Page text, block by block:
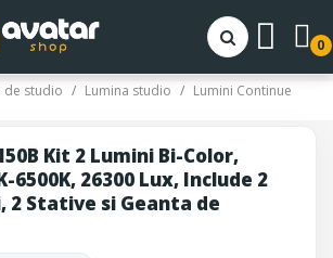
0
de studio Lumina studio
Lumini Continue
Kit 2 Lumini Bi-Color,
6500K, 26300 Lux, Include 2
2 Stative si Geanta de